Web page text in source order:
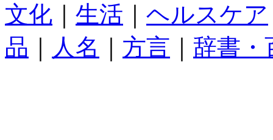
文化
生活 ヘルスケア
品
人名 方言 辞書・